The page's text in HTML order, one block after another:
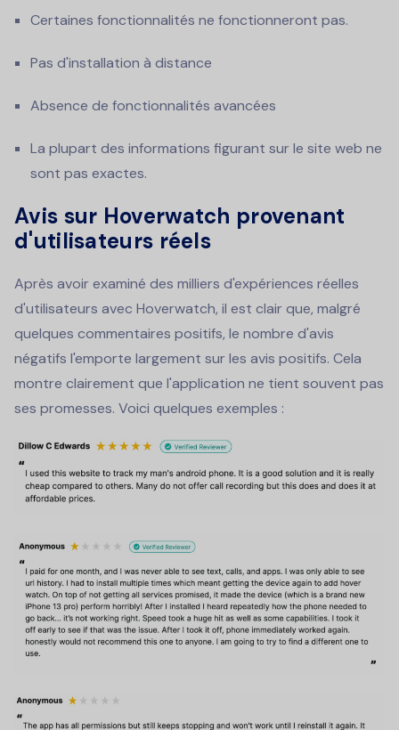
Certaines fonctionnalités ne fonctionneront pas.
Pas d'installation à distance
Absence de fonctionnalités avancées
La plupart des informations figurant sur le site web ne
sont pas exactes.
Avis sur Hoverwatch provenant
d'utilisateurs réels
Après avoir examiné des milliers d'expériences réelles
d'utilisateurs avec Hoverwatch, il est clair que, malgré
quelques commentaires positifs, le nombre d'avis
négatifs l'emporte largement sur les avis positifs. Cela
montre clairement que l'application ne tient souvent pas
ses promesses. Voici quelques exemples :